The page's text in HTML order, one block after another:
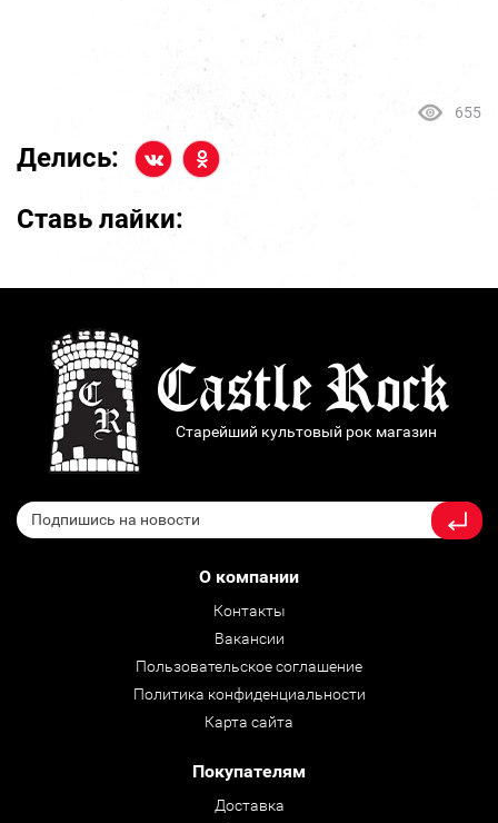
655
Делись:
Ставь лайки:
Старейший культовый рок магазин
О компании
Контакты
Вакансии
Пользовательское соглашение
Политика конфиденциальности
Карта сайта
Покупателям
Доставка